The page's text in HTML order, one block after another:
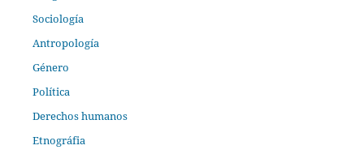
Sociología
Antropología
Género
Política
Derechos humanos
Etnográfia